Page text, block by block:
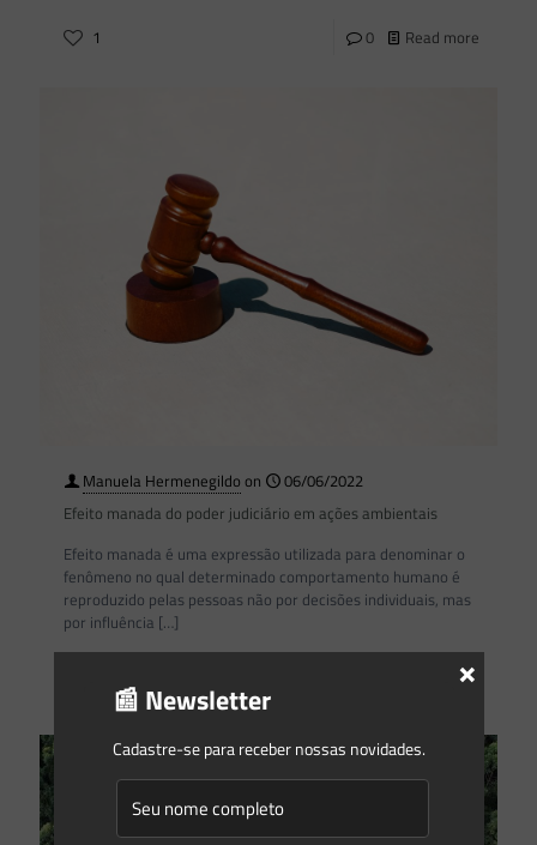
1 0 Read more
Manuela Hermenegildo on
06/06/2022
Efeito manada do poder judiciário em ações ambientais
Efeito manada é uma expressão utilizada para denominar o
fenômeno no qual determinado comportamento humano é
reproduzido pelas pessoas não por decisões individuais, mas
por influência […]
Read more
📰 Newsletter
Cadastre-se para receber nossas novidades.
×